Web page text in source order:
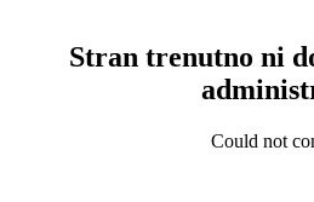
Stran trenutno ni
Could not